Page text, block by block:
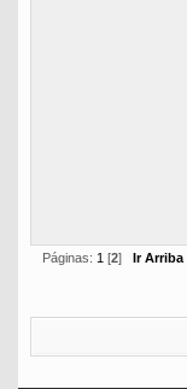
Páginas: 1 [2] Ir Arriba